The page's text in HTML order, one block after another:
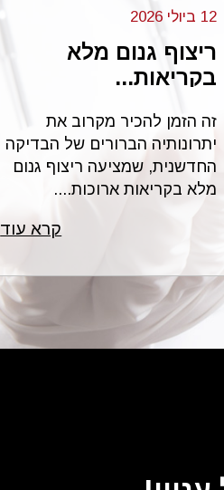
12 ביולי 2026
ריצוף גנום מלא
בקריאות...
זה הזמן להכיר מקרוב את
יתרונותיה הברורים של הבדיקה
החדשנית, שמציעה ריצוף גנום
מלא בקריאות ארוכות....
קרא עוד